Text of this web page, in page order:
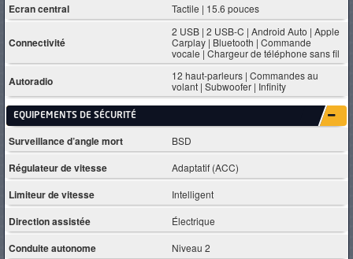
Ecran central Tactile | 15.6 pouces
Connectivité
2 USB | 2 USB-C | Android Auto | Apple
Carplay | Bluetooth | Commande
vocale | Chargeur de téléphone sans fil
Autoradio
12 haut-parleurs | Commandes au
volant | Subwoofer | Infinity
EQUIPEMENTS DE SÉCURITÉ
Surveillance d’angle mort BSD
Régulateur de vitesse Adaptatif (ACC)
Limiteur de vitesse Intelligent
Direction assistée Électrique
Conduite autonome Niveau 2